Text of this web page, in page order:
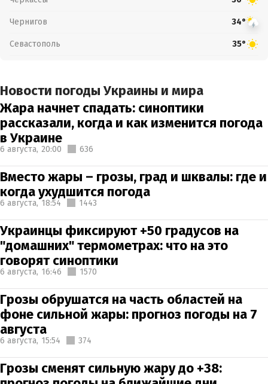
Чернигов 34°
Севастополь 35°
Новости погоды Украины и мира
Жара начнет спадать: синоптики
рассказали, когда и как изменится погода
в Украине
6 августа, 20:00 636
Вместо жары – грозы, град и шквалы: где и
когда ухудшится погода
6 августа, 18:54 1443
Украинцы фиксируют +50 градусов на
"домашних" термометрах: что на это
говорят синоптики
6 августа, 16:46 1570
Грозы обрушатся на часть областей на
фоне сильной жары: прогноз погоды на 7
августа
6 августа, 15:54 374
Грозы сменят сильную жару до +38: